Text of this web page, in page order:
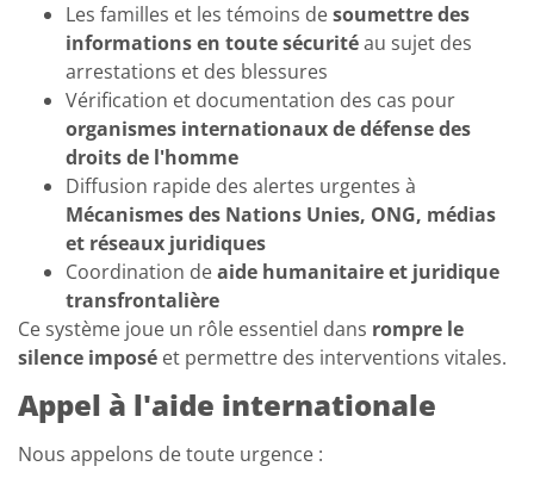
Les familles et les témoins desoumettre des
informations en toute sécuritéau sujet des
arrestations et des blessures
Vérification et documentation des cas pour
organismes internationaux de défense des
droits de l'homme
Diffusion rapide des alertes urgentes à
Mécanismes des Nations Unies, ONG, médias
et réseaux juridiques
Coordination deaide humanitaire et juridique
transfrontalière
Ce système joue un rôle essentiel dans rompre le
silence imposé et permettre des interventions vitales.
Appel à l'aide internationale
Nous appelons de toute urgence :